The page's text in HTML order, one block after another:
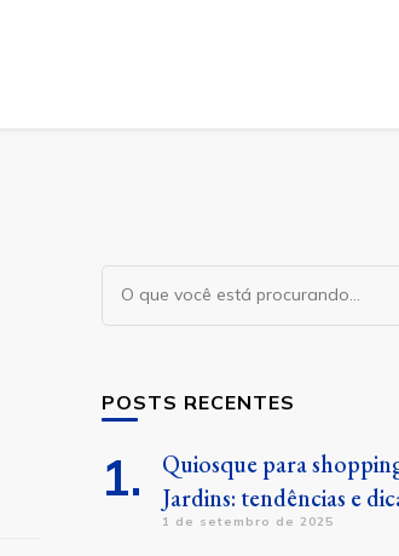
Procurando
algo?
POSTS RECENTES
Quiosque para
Jardins: tendências e
1 de setembro de 2025